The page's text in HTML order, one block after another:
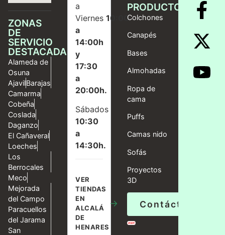
ZONAS
DE
SERVICIO
DESTACADAS
Alameda de
Osuna
AjavilBarajas
Camarma
Cobeña
Coslada
Daganzo
El Cañaveral
Loeches
Los
Berrocales
Meco
Mejorada
del Campo
Paracuellos
del Jarama
San
a
Viernes10:00
a
14:00h
y
17:30
a
20:00h.
Sábados
10:30
a
14:30h.
VER
TIENDAS
EN
ALCALÁ
DE
HENARES
→
PRODUCTOS
Colchones
Canapés
Bases
Almohadas
Ropa de
cama
Puffs
Camas nido
Sofás
Proyectos
3D
Contáctanos